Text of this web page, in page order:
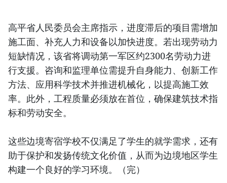
高平省人民委员会主席指示，进度滞后的项目需增加
施工面、补充人力和设备以加快进度。若出现劳动力
短缺情况，该省将调动第一军区约2300名劳动力进
行支援。咨询和监理单位需提升自身能力、创新工作
方法、应用科学技术并推进机械化，以提高施工效
率。此外，工程质量必须放在首位，确保建筑技术指
标和劳动安全。
这些边境寄宿学校不仅满足了学生的就学需求，还有
助于保护和发扬传统文化价值，从而为边境地区学生
构建一个良好的学习环境。（完）